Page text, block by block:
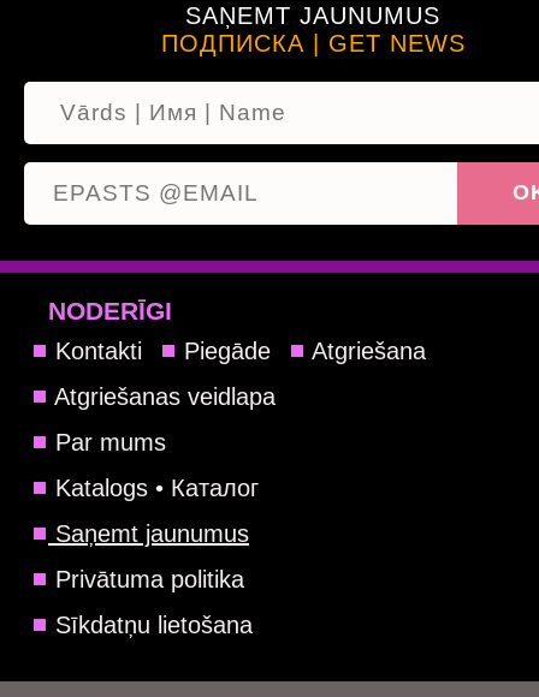
SAŅEMT JAUNUMUS
ПОДПИСКА | GET NEWS
NODERĪGI
Kontakti Piegāde
Atgriešana
Atgriešanas veidlapa
Par mums
Katalogs • Каталог
Saņemt jaunumus
Privātuma politika
Sīkdatņu lietošana